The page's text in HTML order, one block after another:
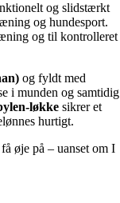
og slidstærkt
og hundesport.
og til kontrolleret
og fyldt med
i munden og samtidig
løkke sikrer et
hurtigt.
øje på – uanset om I